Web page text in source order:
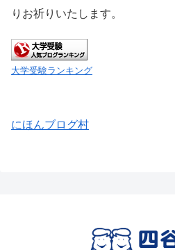
りお祈りいたします。
大学受験ランキング
にほんブログ村